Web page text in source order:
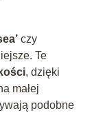
czy
Te
, dzięki
małej
podobne